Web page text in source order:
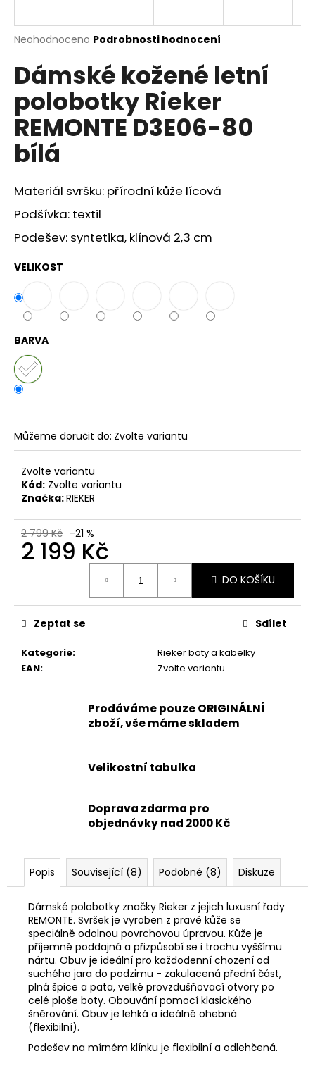
Průměrné
produktu
je
5
hvězdiček.
Neohodnoceno Podrobnosti hodnocení
Dámské kožené letní
polobotky Rieker
REMONTE D3E06-80
bílá
Materiál svršku: přírodní kůže lícová
Podšívka: textil
Podešev: syntetika, klínová 2,3 cm
VELIKOST
BARVA
Můžeme doručit do: Zvolte variantu
Zvolte variantu
Kód: Zvolte variantu
Značka:RIEKER
2 799 Kč –21 %
2 199 Kč
DO KOŠÍKU
Kategorie:
Rieker boty a kabelky
EAN: Zvolte variantu
Zeptat se Sdílet
Prodáváme pouze ORIGINÁLNÍ
zboží, vše máme skladem
Velikostní tabulka
Doprava zdarma pro
objednávky nad 2000 Kč
Popis Související (8) Podobné (8) Diskuze
Dámské polobotky značky Rieker z jejich luxusní řady
REMONTE. Svršek je vyroben z pravé kůže se
speciálně odolnou povrchovou úpravou. Kůže je
příjemně poddajná a přizpůsobí se i trochu vyššímu
nártu. Obuv je ideální pro každodenní chození od
suchého jara do podzimu - zakulacená přední část,
plná špice a pata, velké provzdušňovací otvory po
celé ploše boty. Obouvání pomocí klasického
šněrování. Obuv je lehká a ideálně ohebná
(flexibilní).
Podešev na mírném klínku je flexibilní a odlehčená.
j
t
?
D
o
o
u
u
j
e
m
e
PÁNSKÉ
SANDÁLY
NEWPORT
BISON
KOŽENÉ
2
099
Kč
Původně: